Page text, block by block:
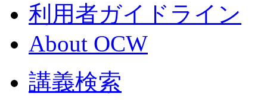
利用者ガイドライン
About OCW
講義検索